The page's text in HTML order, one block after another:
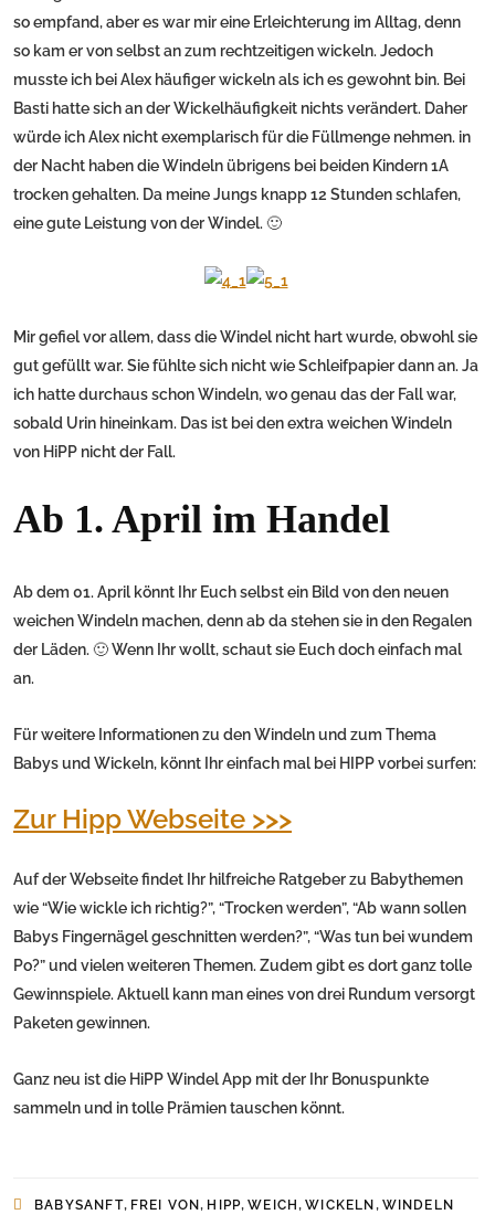
so empfand, aber es war mir eine Erleichterung im Alltag, denn
so kam er von selbst an zum rechtzeitigen wickeln. Jedoch
musste ich bei Alex häufiger wickeln als ich es gewohnt bin. Bei
Basti hatte sich an der Wickelhäufigkeit nichts verändert. Daher
würde ich Alex nicht exemplarisch für die Füllmenge nehmen. in
der Nacht haben die Windeln übrigens bei beiden Kindern 1A
trocken gehalten. Da meine Jungs knapp 12 Stunden schlafen,
eine gute Leistung von der Windel. 🙂
Mir gefiel vor allem, dass die Windel nicht hart wurde, obwohl sie
gut gefüllt war. Sie fühlte sich nicht wie Schleifpapier dann an. Ja
ich hatte durchaus schon Windeln, wo genau das der Fall war,
sobald Urin hineinkam. Das ist bei den extra weichen Windeln
von HiPP nicht der Fall.
Ab 1. April im Handel
Ab dem 01. April könnt Ihr Euch selbst ein Bild von den neuen
weichen Windeln machen, denn ab da stehen sie in den Regalen
der Läden. 🙂 Wenn Ihr wollt, schaut sie Euch doch einfach mal
an.
Für weitere Informationen zu den Windeln und zum Thema
Babys und Wickeln, könnt Ihr einfach mal bei HIPP vorbei surfen:
Zur Hipp Webseite >>>
Auf der Webseite findet Ihr hilfreiche Ratgeber zu Babythemen
wie “Wie wickle ich richtig?”, “Trocken werden”, “Ab wann sollen
Babys Fingernägel geschnitten werden?”, “Was tun bei wundem
Po?” und vielen weiteren Themen. Zudem gibt es dort ganz tolle
Gewinnspiele. Aktuell kann man eines von drei Rundum versorgt
Paketen gewinnen.
Ganz neu ist die HiPP Windel App mit der Ihr Bonuspunkte
sammeln und in tolle Prämien tauschen könnt.
BABYSANFT, FREI VON, HIPP,WEICH,WICKELN , WINDELN